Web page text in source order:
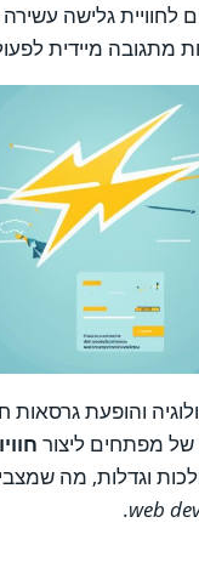
גלישה
מתגובה מיידית
והופעת גרסאות
וגדלות, מה
web
.